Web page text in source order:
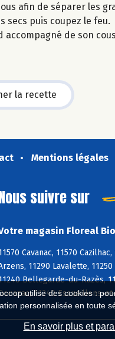
utilise des cookies :
personnalisée en toute
En savoir plus et
afin de séparer les
secs puis coupez le feu.
accompagné de son
la recette
Mentions légales
suivre sur
magasin Floreal
Cavanac, 11570
11290 Lavalette,
Bellegarde-du-Razès,
11240 Escueillens-